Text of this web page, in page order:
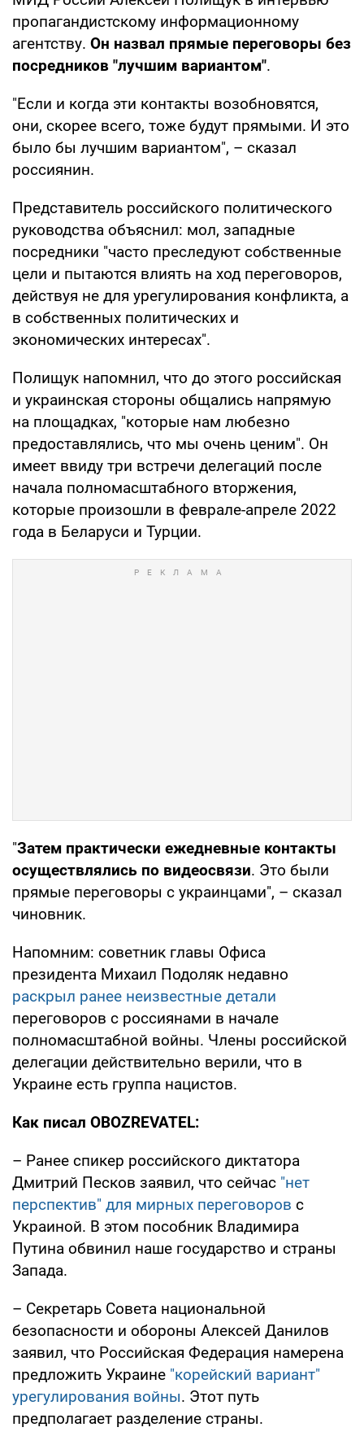
пропагандистскому информационному
агентству. Он назвал прямые переговоры без
посредников "лучшим вариантом".
"Если и когда эти контакты возобновятся,
они, скорее всего, тоже будут прямыми. И это
было бы лучшим вариантом", – сказал
россиянин.
Представитель российского политического
руководства объяснил: мол, западные
посредники "часто преследуют собственные
цели и пытаются влиять на ход переговоров,
действуя не для урегулирования конфликта, а
в собственных политических и
экономических интересах".
Полищук напомнил, что до этого российская
и украинская стороны общались напрямую
на площадках, "которые нам любезно
предоставлялись, что мы очень ценим". Он
имеет ввиду три встречи делегаций после
начала полномасштабного вторжения,
которые произошли в феврале-апреле 2022
года в Беларуси и Турции.
"Затем практически ежедневные контакты
осуществлялись по видеосвязи. Это были
прямые переговоры с украинцами", – сказал
чиновник.
Напомним: советник главы Офиса
президента Михаил Подоляк недавно
раскрыл ранее неизвестные детали
переговоров с россиянами в начале
полномасштабной войны. Члены российской
делегации действительно верили, что в
Украине есть группа нацистов.
Как писал OBOZREVATEL:
– Ранее спикер российского диктатора
Дмитрий Песков заявил, что сейчас "нет
перспектив" для мирных переговоров с
Украиной. В этом пособник Владимира
Путина обвинил наше государство и страны
Запада.
– Секретарь Совета национальной
безопасности и обороны Алексей Данилов
заявил, что Российская Федерация намерена
предложить Украине "корейский вариант"
урегулирования войны. Этот путь
предполагает разделение страны.